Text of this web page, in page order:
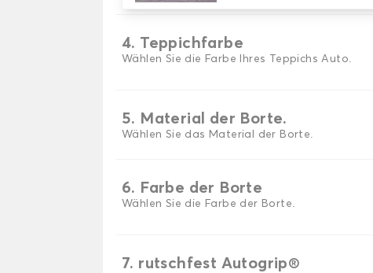
4. Teppichfarbe
Wählen Sie die Farbe Ihres Teppichs Auto.
5. Material der Borte.
Wählen Sie das Material der Borte.
6. Farbe der Borte
Wählen Sie die Farbe der Borte.
7. rutschfest Autogrip®